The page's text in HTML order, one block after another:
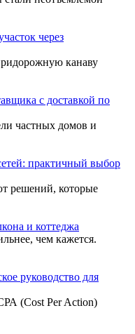
через
канаву
с доставкой по
частных домов и
практичный выбор
решений, которые
и коттеджа
чем кажется.
руководство для
(Cost Per Action)